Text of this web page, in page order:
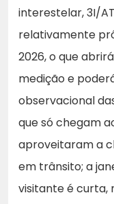
interestelar, 3I/
relativamente
2026, o que
medição e
observacional
que só chegam
aproveitaram a
em trânsito; a
visitante é curta,